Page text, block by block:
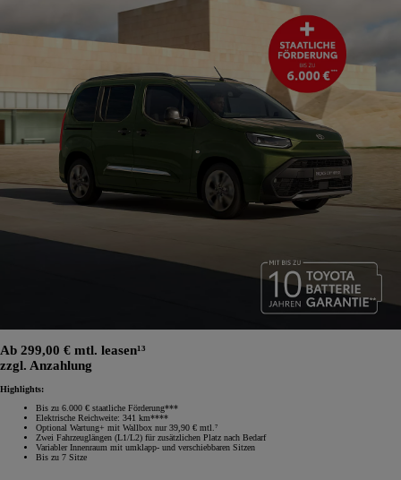
Ab 299,00 € mtl. leasen¹³
zzgl. Anzahlung
Highlights:
Bis zu 6.000 € staatliche Förderung***
Elektrische Reichweite: 341 km****
Optional Wartung+ mit Wallbox nur 39,90 € mtl.⁷
Zwei Fahrzeuglängen (L1/L2) für zusätzlichen Platz nach Bedarf
Variabler Innenraum mit umklapp‑ und verschiebbaren Sitzen
Bis zu 7 Sitze